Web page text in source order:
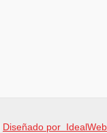
Diseñado por IdealWeb